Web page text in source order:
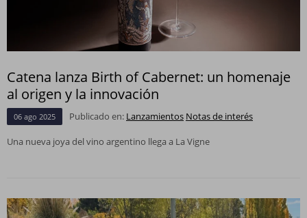
Catena lanza Birth of Cabernet: un homenaje
al origen y la innovación
06 ago 2025 Publicado en: Lanzamientos Notas de interés
Una nueva joya del vino argentino llega a La Vigne